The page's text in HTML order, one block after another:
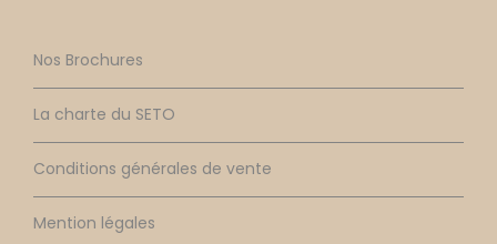
Nos Brochures
La charte du SETO
Conditions générales de vente
Mention légales